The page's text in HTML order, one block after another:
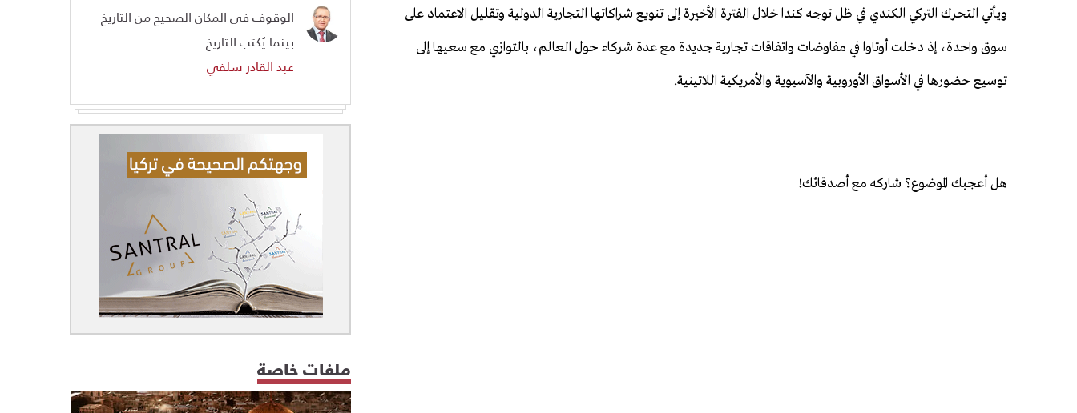
ويأتي التحرك التركي الكندي في ظل توجه كندا خلال الفترة الأخيرة إلى تنويع شراكاتها التجارية الدولية وتقليل الاعتماد على
سوق واحدة، إذ دخلت أوتاوا في مفاوضات واتفاقات تجارية جديدة مع عدة شركاء حول العالم، بالتوازي مع سعيها إلى
توسيع حضورها في الأسواق الأوروبية والآسيوية والأمريكية اللاتينية.
هل أعجبك الموضوع؟ شاركه مع أصدقائك!
الوقوف في المكان الصحيح من التاريخ
بينما يُكتب التاريخ
عبد القادر سلفي
ملفات خاصة